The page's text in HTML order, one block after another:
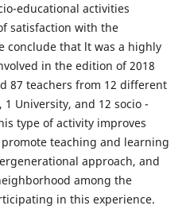
educational activities
satisfaction with the
conclude that lt was a highly
in the edition of 2018
87 teachers from 12 different
1 University, and 12 socio -
type of activity improves
teaching and learning
approach, and
among the
in this experience.